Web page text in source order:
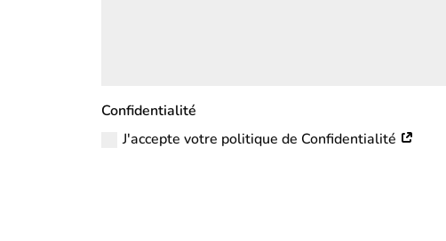
Confidentialité
J'accepte votre politique de Confidentialité